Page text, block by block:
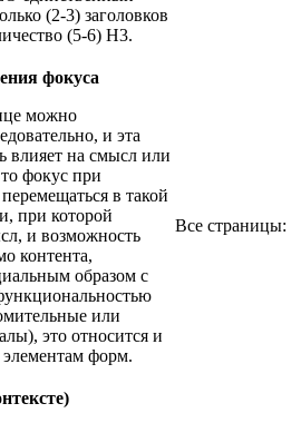
(2-3) заголовков
(5-6) H3.
фокуса
можно
и эта
влияет на смысл или
фокус при
в такой
при которой
и возможность
контента,
образом с
или
это относится и
форм.
Все страницы: